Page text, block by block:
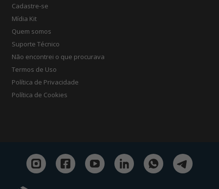
Cadastre-se
Mídia Kit
Quem somos
Suporte Técnico
Não encontrei o que procurava
Termos de Uso
Política de Privacidade
Política de Cookies